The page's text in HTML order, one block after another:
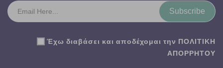
Subscribe
Έχω διαβάσει και αποδέχομαι την ΠΟΛΙΤΙΚΗ
ΑΠΟΡΡΗΤΟΥ